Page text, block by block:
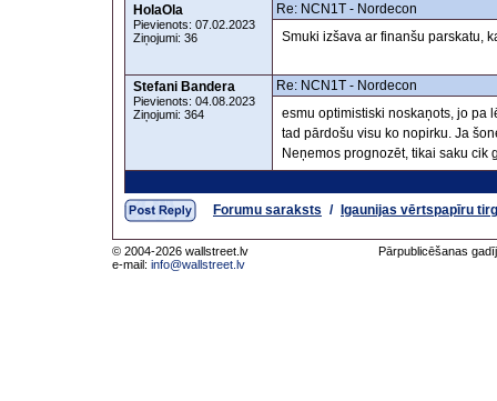
HolaOla
Pievienots: 07.02.2023
Ziņojumi: 36
Re: NCN1T - Nordecon
Smuki izšava ar finanšu parskatu,
Stefani Bandera
Pievienots: 04.08.2023
Ziņojumi: 364
Re: NCN1T - Nordecon
esmu optimistiski noskaņots, jo pa
tad pārdošu visu ko nopirku. Ja
Neņemos prognozēt, tikai saku cik
Forumu saraksts / Igaunijas vērtspapīru
© 2004-2026 wallstreet.lv
e-mail: info@wallstreet.lv
Pārpublicēšanas